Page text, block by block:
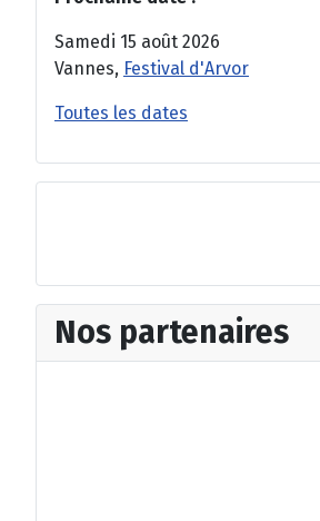
Samedi 15 août 2026
Vannes, Festival d'Arvor
Toutes les dates
Nos partenaires